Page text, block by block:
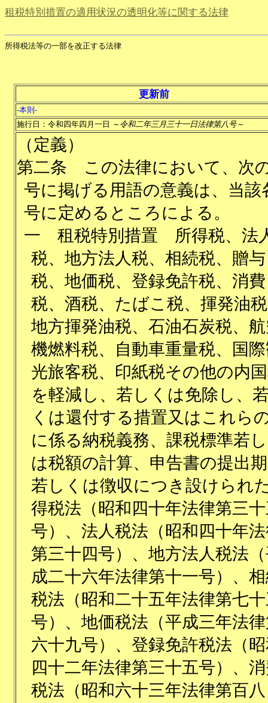
租税特別措置の適用状況の透明化等に関する法律
所得税法等の一部を改正する法律
更新前
-本則-
施行日：令和四年四月一日 ～令和二年三月三十一日法律第八号～
（定義）
第二条
この法律において、次
号に掲げる用語の意義は、当該
号に定めるところによる。
一
租税特別措置 所得税、法
税、地方法人税、相続税、贈与
税、地価税、登録免許税、消費
税、酒税、たばこ税、揮発油
地方揮発油税、石油石炭税、
機燃料税、自動車重量税、国
光旅客税、印紙税その他の内
を軽減し、若しくは免除し、
くは還付する措置又はこれら
に係る納税義務、課税標準若
は税額の計算、申告書の提出
若しくは徴収につき設けられ
得税法（昭和四十年法律第三
号）、法人税法（昭和四十年
第三十四号）、地方法人税法
成二十六年法律第十一号）、
税法（昭和二十五年法律第七
号）、地価税法（平成三年法
六十九号）、登録免許税法（
四十二年法律第三十五号）、
税法（昭和六十三年法律第百八